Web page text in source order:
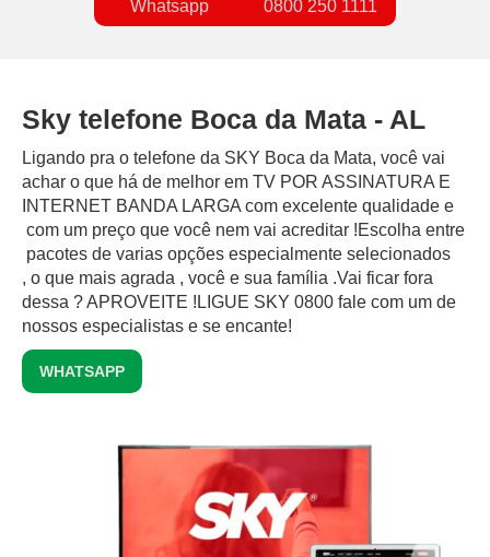
Whatsapp 0800 250 1111
Sky telefone Boca da Mata - AL
Ligando pra o telefone da SKY Boca da Mata, você vai
achar o que há de melhor em TV POR ASSINATURA E
INTERNET BANDA LARGA com excelente qualidade e
com um preço que você nem vai acreditar !Escolha entre
pacotes de varias opções especialmente selecionados
, o que mais agrada , você e sua família .Vai ficar fora
dessa ? APROVEITE !LIGUE SKY 0800 fale com um de
nossos especialistas e se encante!
WHATSAPP